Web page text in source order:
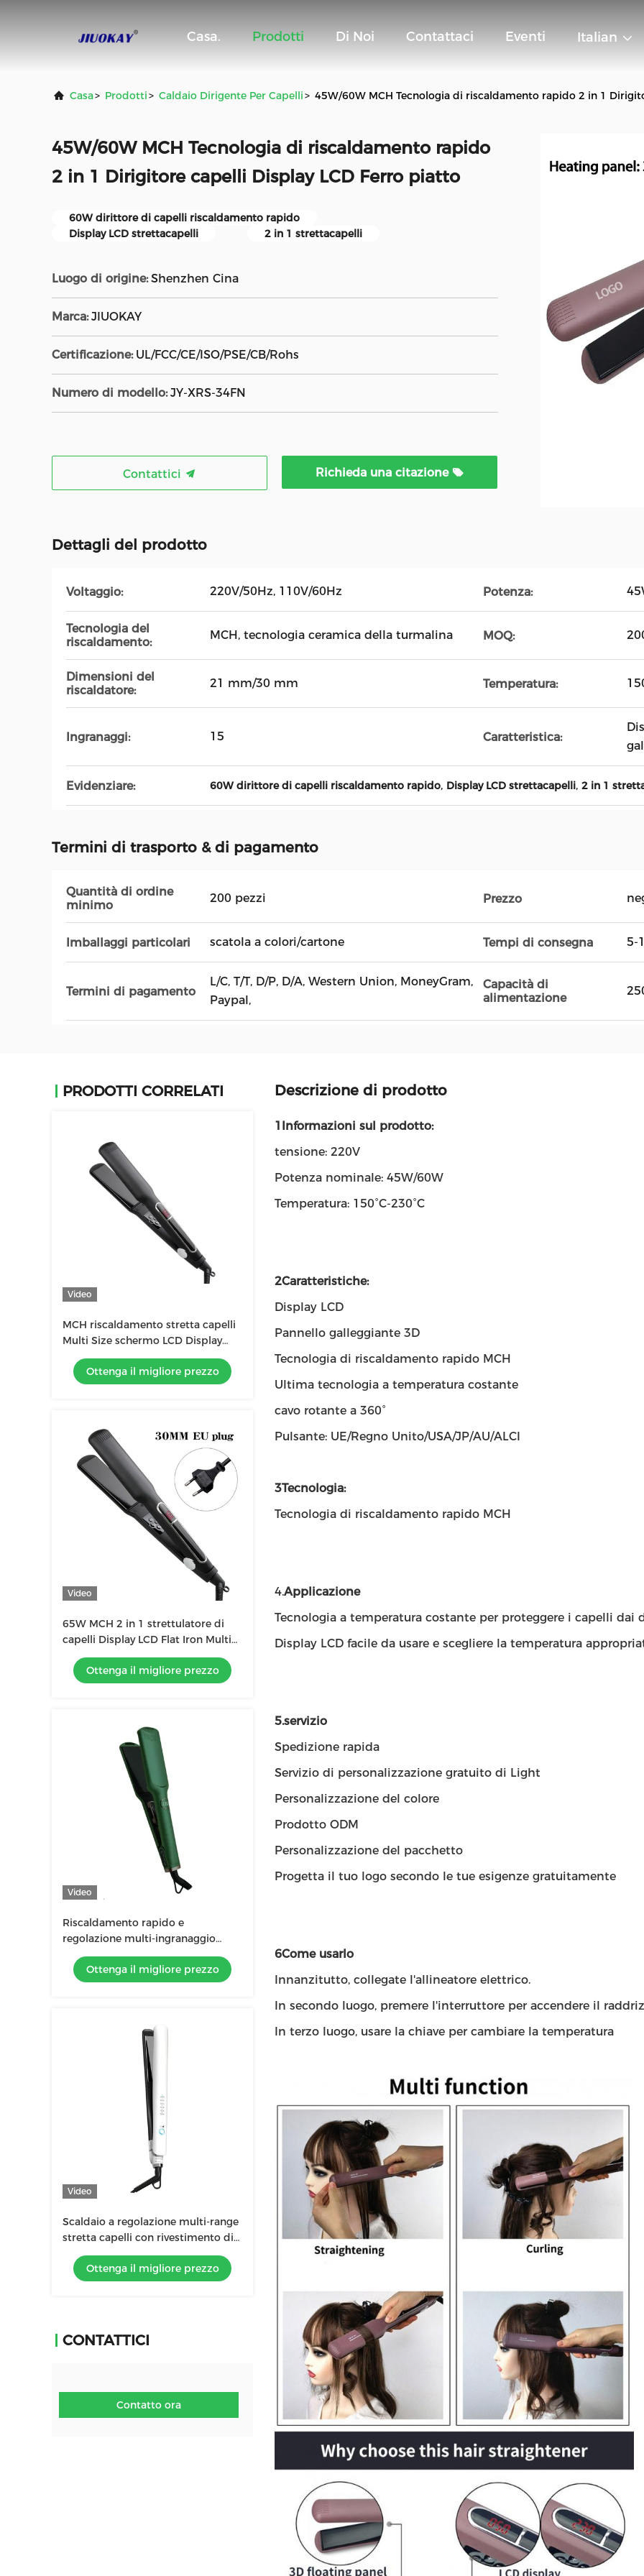
Casa. Prodotti Di Noi Contattaci Eventi Italian
Casa> Prodotti> Caldaio Dirigente Per Capelli> 45W/60W MCH Tecnologia di riscaldamento rapido 2 in 1
45W/60W MCH Tecnologia di riscaldamento rapido
2 in 1 Dirigitore capelli Display LCD Ferro piatto
60W dirittore di capelli riscaldamento rapido
Display LCD strettacapelli
2 in 1 strettacapelli
Luogo di origine: Shenzhen Cina
Marca: JIUOKAY
Certificazione: UL/FCC/CE/ISO/PSE/CB/Rohs
Numero di modello: JY-XRS-34FN
Contattici Richieda una citazione
Dettagli del prodotto
Voltaggio: 220V/50Hz, 110V/60Hz Potenza:
Tecnologia del
riscaldamento:
MCH, tecnologia ceramica della turmalina MOQ:
Dimensioni del
riscaldatore:
21 mm/30 mm Temperatura:
Ingranaggi: 15 Caratteristica:
Evidenziare: 60W dirittore di capelli riscaldamento rapido, Display LCD strettacapelli, 2 in 1
Termini di trasporto & di pagamento
Quantità di ordine
minimo
200 pezzi Prezzo
Imballaggi particolari scatola a colori/cartone Tempi di consegna 5-
Termini di pagamento
L/C, T/T, D/P, D/A, Western Union, MoneyGram,
Paypal,
Capacità di
alimentazione
PRODOTTI CORRELATI
Video
MCH riscaldamento stretta capelli
Multi Size schermo LCD Display
Touch Operation attrezzi
professionali
Ottenga il migliore prezzo
Video
65W MCH 2 in 1 strettulatore di
capelli Display LCD Flat Iron Multi
Function Hair Curler con pannello
di 3 dimensioni
Ottenga il migliore prezzo
Video
Riscaldamento rapido e
regolazione multi-ingranaggio
riscaldatore stretta capelli per tutti
i tipi di capelli
Ottenga il migliore prezzo
Video
Scaldaio a regolazione multi-range
stretta capelli con rivestimento di
glasso ceramico per salotto
Ottenga il migliore prezzo
CONTATTICI
Contatto ora
Descrizione di prodotto
1Informazioni sul prodotto:
tensione: 220V
Potenza nominale: 45W/60W
Temperatura: 150°C-230°C
2Caratteristiche:
Display LCD
Pannello galleggiante 3D
Tecnologia di riscaldamento rapido MCH
Ultima tecnologia a temperatura costante
cavo rotante a 360°
Pulsante: UE/Regno Unito/USA/JP/AU/ALCI
3Tecnologia:
Tecnologia di riscaldamento rapido MCH
4.Applicazione
Tecnologia a temperatura costante per proteggere i capelli dai
Display LCD facile da usare e scegliere la temperatura
5.servizio
Spedizione rapida
Servizio di personalizzazione gratuito di Light
Personalizzazione del colore
Prodotto ODM
Personalizzazione del pacchetto
Progetta il tuo logo secondo le tue esigenze gratuitamente
6Come usarlo
Innanzitutto, collegate l'allineatore elettrico.
In secondo luogo, premere l'interruttore per accendere il
In terzo luogo, usare la chiave per cambiare la temperatura